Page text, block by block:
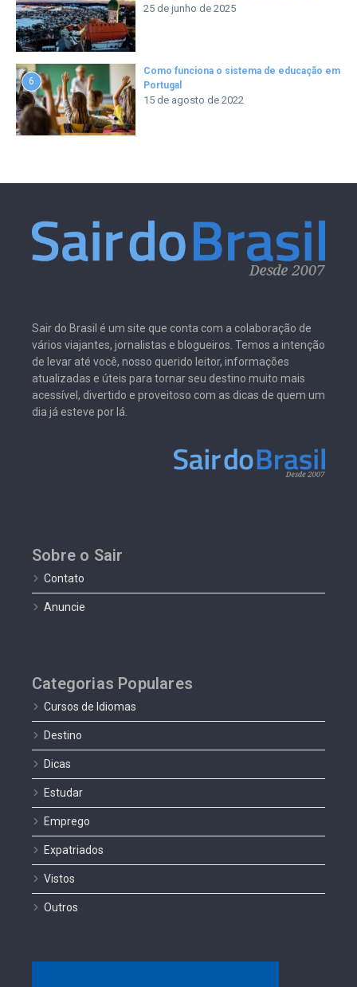
25 de junho de 2025
6
Como funciona o sistema de educação em
Portugal
15 de agosto de 2022
Sair do Brasil é um site que conta com a colaboração de
vários viajantes, jornalistas e blogueiros. Temos a intenção
de levar até você, nosso querido leitor, informações
atualizadas e úteis para tornar seu destino muito mais
acessível, divertido e proveitoso com as dicas de quem um
dia já esteve por lá.
Sobre o Sair
Contato
Anuncie
Categorias Populares
Cursos de Idiomas
Destino
Dicas
Estudar
Emprego
Expatriados
Vistos
Outros